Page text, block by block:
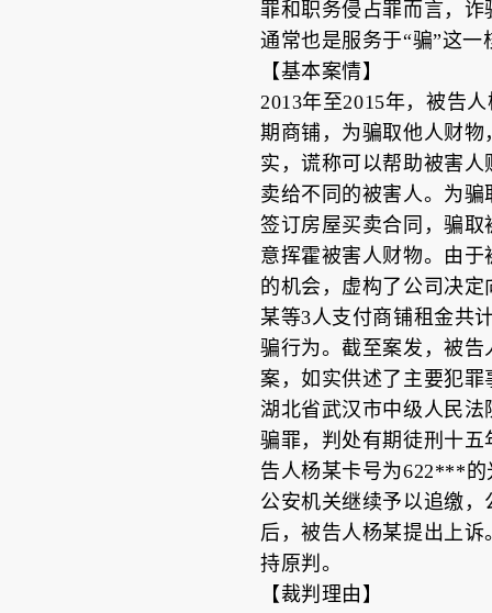
罪和职务侵占罪而言，
通常也是服务于“骗”这一
【基本案情】
2013年至2015年，被告
期商铺，为骗取他人财
实，谎称可以帮助被害
卖给不同的被害人。为
签订房屋买卖合同，骗
意挥霍被害人财物。由
的机会，虚构了公司决
某等3人支付商铺租金共
骗行为。截至案发，被告
案，如实供述了主要犯罪
湖北省武汉市中级人民法
骗罪，判处有期徒刑十
告人杨某卡号为622***的
公安机关继续予以追缴
后，被告人杨某提出上诉
持原判。
【裁判理由】